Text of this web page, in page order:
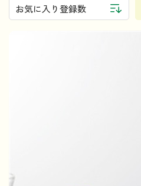
お気に入り登録数